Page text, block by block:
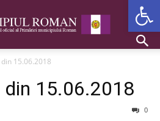
15.06.2018
din 15.06.2018
0